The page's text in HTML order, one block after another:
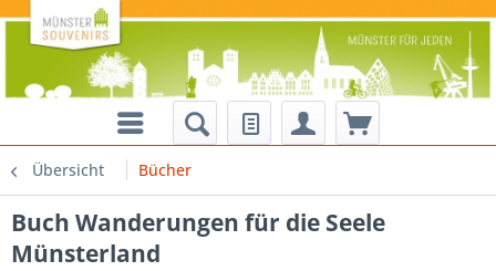
Übersicht Bücher
Buch Wanderungen für die Seele
Münsterland